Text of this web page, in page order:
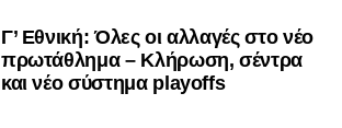
Γ’ Εθνική: Όλες οι αλλαγές στο νέο
πρωτάθλημα – Κλήρωση, σέντρα
και νέο σύστημα playoffs